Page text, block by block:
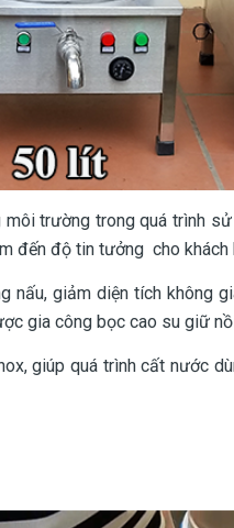
trường trong quá trình
đến độ tin tưởng cho khách
nấu, giảm diện tích không
gia công bọc cao su giữ
giúp quá trình cất nước